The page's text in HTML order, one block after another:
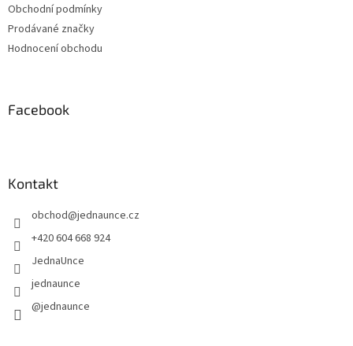
Obchodní podmínky
Prodávané značky
Hodnocení obchodu
Facebook
Kontakt
obchod@jednaunce.cz
+420 604 668 924
JednaUnce
jednaunce
@jednaunce